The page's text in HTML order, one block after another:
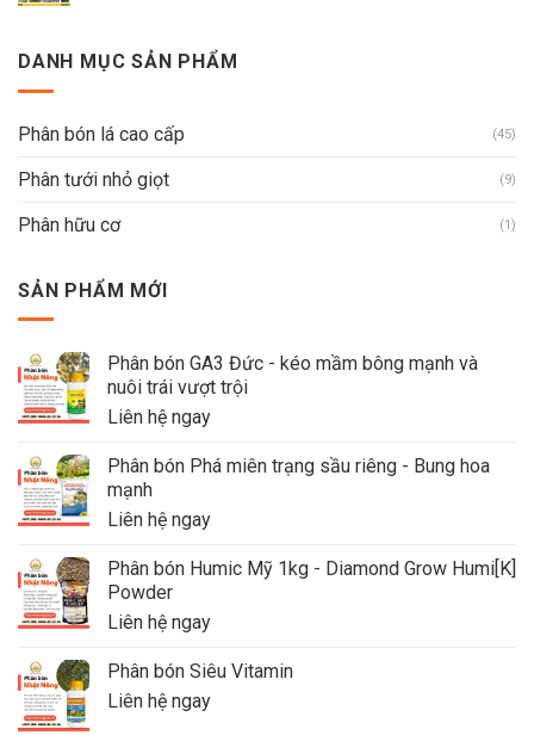
DANH MỤC SẢN PHẨM
Phân bón lá cao cấp (45)
Phân tưới nhỏ giọt (9)
Phân hữu cơ (1)
SẢN PHẨM MỚI
Phân bón GA3 Đức - kéo mầm bông mạnh và
nuôi trái vượt trội
Liên hệ ngay
Phân bón Phá miên trạng sầu riêng - Bung hoa
mạnh
Liên hệ ngay
Phân bón Humic Mỹ 1kg - Diamond Grow Humi[K]
Powder
Liên hệ ngay
Phân bón Siêu Vitamin
Liên hệ ngay